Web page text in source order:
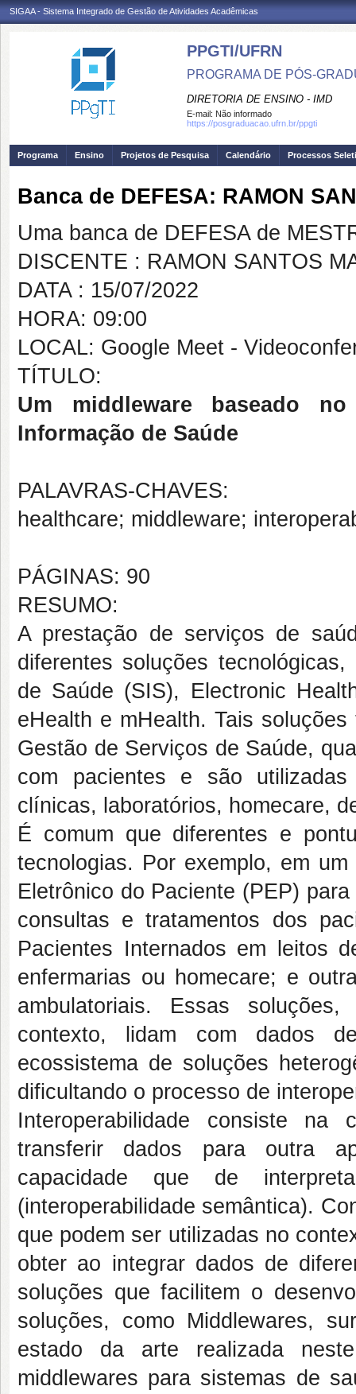
SIGAA - Sistema Integrado de Gestão de Atividades Acadêmicas
PPGTI/UFRN
PROGRAMA DE PÓS-
DIRETORIA DE ENSINO - IMD
E-mail: Não informado
https://posgraduacao.ufrn.br/ppgti
Programa Ensino Projetos de Pesquisa Calendário Processos
Banca de DEFESA: RAMON
Uma banca de DEFESA de
DISCENTE : RAMON SANTOS
DATA : 15/07/2022
HORA: 09:00
LOCAL: Google Meet -
TÍTULO:
Um middleware baseado
Informação de Saúde
PALAVRAS-CHAVES:
healthcare; middleware;
PÁGINAS: 90
RESUMO:
A prestação de serviços de
diferentes soluções
de Saúde (SIS), Electronic
eHealth e mHealth. Tais
Gestão de Serviços de Saúde,
com pacientes e são
clínicas, laboratórios, homecare,
É comum que diferentes e
tecnologias. Por exemplo, em
Eletrônico do Paciente (PEP)
consultas e tratamentos dos
Pacientes Internados em leitos
enfermarias ou homecare; e
ambulatoriais. Essas
contexto, lidam com dados
ecossistema de soluções
dificultando o processo de
Interoperabilidade consiste na
transferir dados para outra
capacidade que de
(interoperabilidade semântica).
que podem ser utilizadas no
obter ao integrar dados de
soluções que facilitem o
soluções, como Middlewares,
estado da arte realizada
middlewares para sistemas de